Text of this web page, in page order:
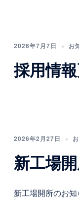
2026年7月7日 お
採用情
2026年2月27日
新工場
新工場開所のお